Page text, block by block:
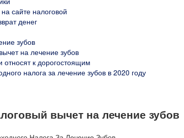
сайте налоговой
денег
зубов
на лечение зубов
относят к дорогостоящим
налога за лечение зубов в 2020 году
вычет на лечение зубов